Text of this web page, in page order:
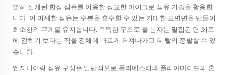
별히 설계된 합성 섬유를 이용한 정교한 마이크로 섬유 기술을 활용합
니다. 이 미세한 섬유는 수분을 흡수할 수 있는 거대한 표면면을 만들어
최소한의 무게를 유지합니다. 독특한 구조로 물 분자는 밀집된 면 회로
에 갇히기 보다는 직물 전체에 빠르게 퍼져나가고 더 빨리 증발할 수 있
습니다.
엔지니어링 섬유 구성은 일반적으로 폴리에스터와 폴리아마이드의 혼